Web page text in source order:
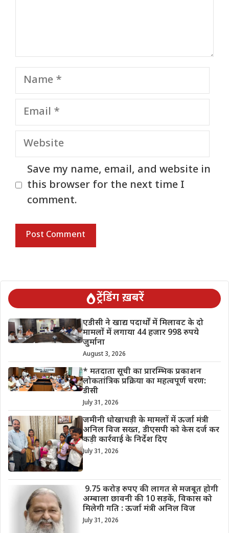
Name
Email
Website
Save my name, email, and website in
this browser for the next time I
comment.
ट्रेंडिंग ख़बरें
एडीसी ने खाद्य पदार्थों में मिलावट के दो
मामलों में लगाया 44 हजार 998 रुपये
जुर्माना
August 3, 2026
* मतदाता सूची का प्रारम्भिक प्रकाशन
लोकतांत्रिक प्रक्रिया का महत्वपूर्ण चरण:
डीसी
July 31, 2026
जमीनी धोखाधड़ी के मामलों में ऊर्जा मंत्री
अनिल विज सख्त, डीएसपी को केस दर्ज कर
कड़ी कार्रवाई के निर्देश दिए
July 31, 2026
9.75 करोड़ रुपए की लागत से मजबूत होगी
अम्बाला छावनी की 10 सड़कें, विकास को
मिलेगी गति : ऊर्जा मंत्री अनिल विज
July 31, 2026